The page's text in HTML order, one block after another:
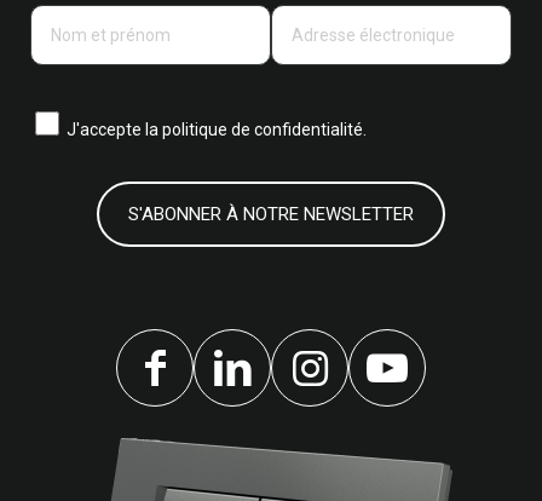
J'accepte la politique de confidentialité.